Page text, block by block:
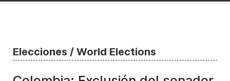
Elecciones / World Elections